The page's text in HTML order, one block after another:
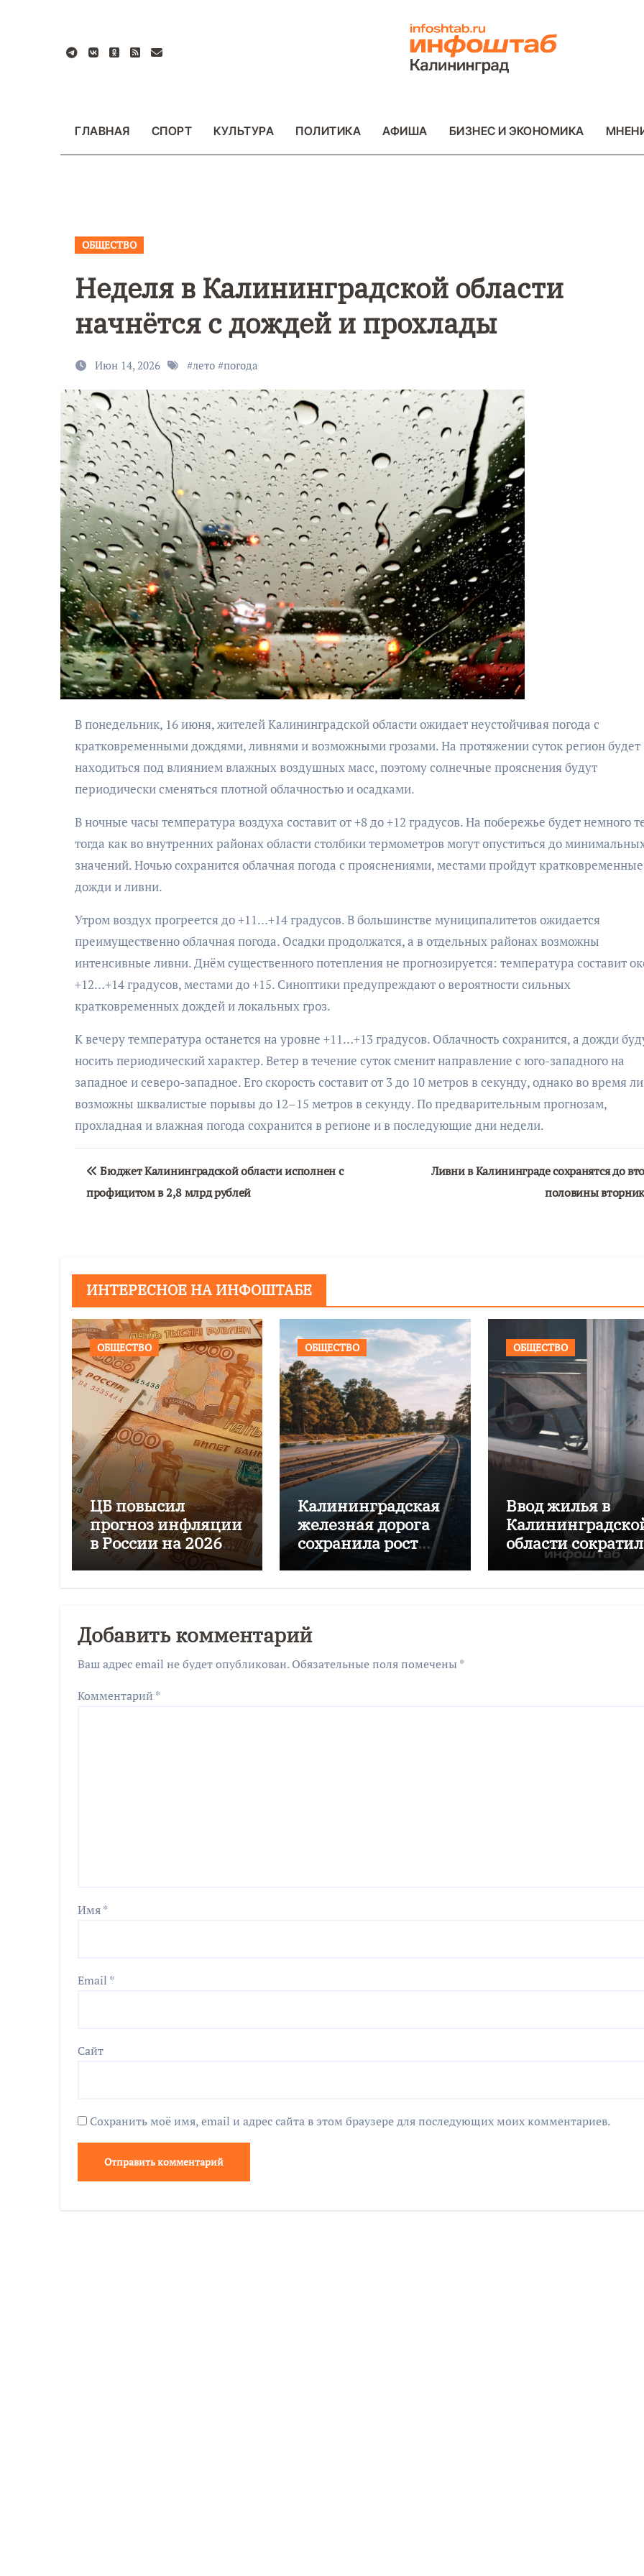
содержанию
ГЛАВНАЯ СПОРТ КУЛЬТУРА ПОЛИТИКА АФИША БИЗНЕС И ЭКОНОМИКА
ОБЩЕСТВО
Неделя в Калининградской области
начнётся с дождей и прохлады
Июн 14, 2026 #лето #погода
В понедельник, 16 июня, жителей Калининградской области ожидает неустойчивая погода с
кратковременными дождями, ливнями и возможными грозами. На протяжении суток регион будет
находиться под влиянием влажных воздушных масс, поэтому солнечные прояснения будут
периодически сменяться плотной облачностью и осадками.
В ночные часы температура воздуха составит от +8 до +12 градусов. На побережье будет немного
тогда как во внутренних районах области столбики термометров могут опуститься до
значений. Ночью сохранится облачная погода с прояснениями, местами пройдут кратковременные
дожди и ливни.
Утром воздух прогреется до +11…+14 градусов. В большинстве муниципалитетов ожидается
преимущественно облачная погода. Осадки продолжатся, а в отдельных районах возможны
интенсивные ливни. Днём существенного потепления не прогнозируется: температура составит
+12…+14 градусов, местами до +15. Синоптики предупреждают о вероятности сильных
кратковременных дождей и локальных гроз.
К вечеру температура останется на уровне +11…+13 градусов. Облачность сохранится, а дожди
носить периодический характер. Ветер в течение суток сменит направление с юго-западного на
западное и северо-западное. Его скорость составит от 3 до 10 метров в секунду, однако во время
возможны шквалистые порывы до 12–15 метров в секунду. По предварительным прогнозам,
прохладная и влажная погода сохранится в регионе и в последующие дни недели.
Навигация
по
Бюджет Калининградской области исполнен с
профицитом в 2,8 млрд рублей
Ливни в Калининграде сохранятся до
половины
ИНТЕРЕСНОЕ НА ИНФОШТАБЕ
ОБЩЕСТВО
ЦБ повысил
прогноз инфляции
в России на 2026
год до 6–7%
ОБЩЕСТВО
Калининградская
железная дорога
сохранила рост
перевозок с начала
ОБЩЕСТВО
Ввод жилья в
области
почти на 16%
Добавить комментарий
Ваш адрес email не будет опубликован. Обязательные поля помечены *
Комментарий *
Имя*
Email *
Сайт
Сохранить моё имя, email и адрес сайта в этом браузере для последующих моих комментариев.
9 Мая — День
Победы!
АФИША
Музыкально-
поэтический
моноспектакль
ОБЩЕСТВО
Николай
поддержал
морского
«Открытое